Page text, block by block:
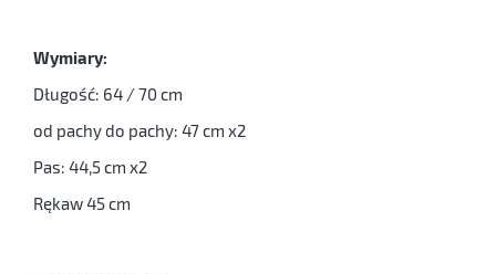
Wymiary:
Długość: 64 / 70 cm
od pachy do pachy: 47 cm x2
Pas: 44,5 cm x2
Rękaw 45 cm